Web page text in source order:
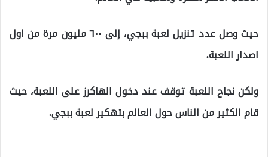
حيث وصل عدد تنزيل لعبة ببجي، إلى ٦٠٠ مليون مرة من اول
اصدار اللعبة.
ولكن نجاح اللعبة توقف عند دخول الهاكرز على اللعبة، حيث
قام الكثير من الناس حول العالم بتهكير لعبة ببجي.